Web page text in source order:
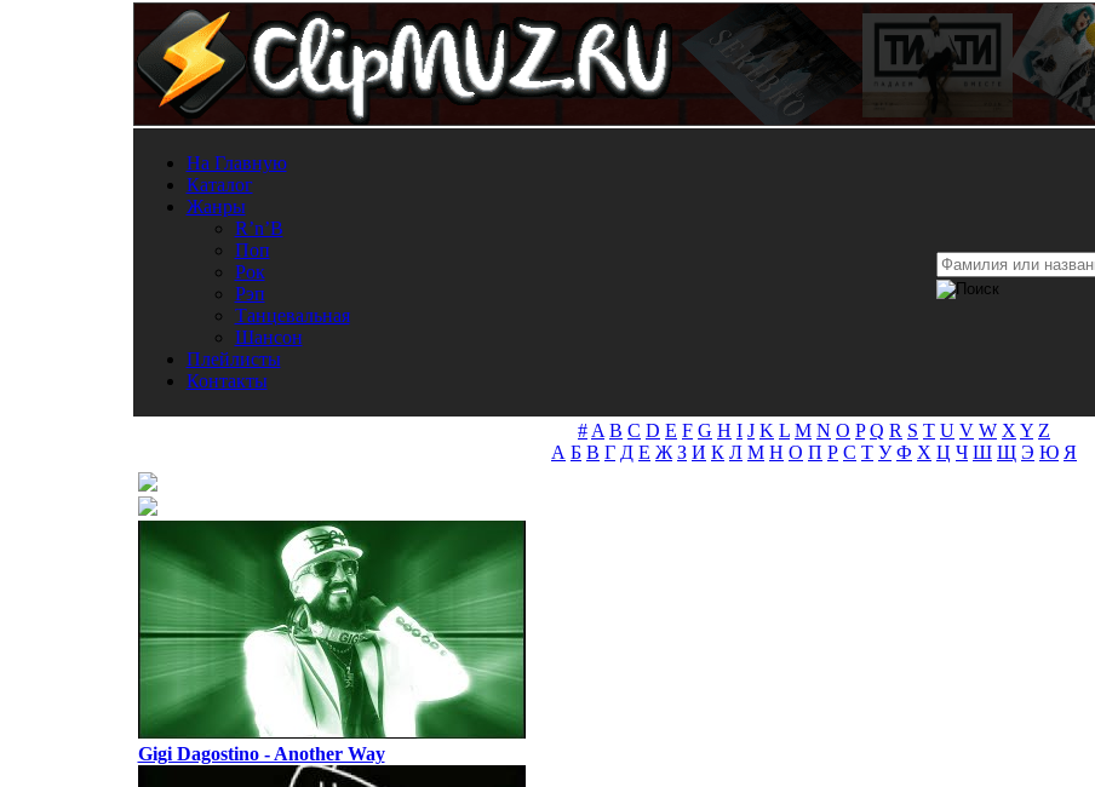
На Главную
Каталог
Жанры
R’n’B
Поп
Рок
Рэп
Танцевальная
Шансон
Плейлисты
Контакты
# A B C D E F G H I J K L M N O P Q R S T U V W X Y Z
А Б В Г Д Е Ж З И К Л М Н О П Р С Т У Ф Х Ц Ч Ш Щ Э Ю Я
Gigi Dagostino - Another Way